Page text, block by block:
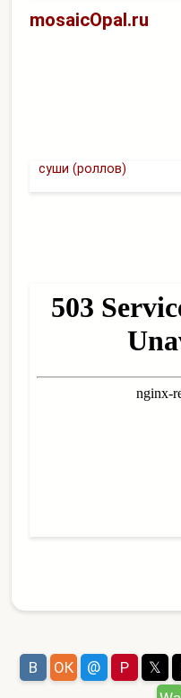
mosaicOpal.ru
суши (роллов)
В ОК @ P 𝕏